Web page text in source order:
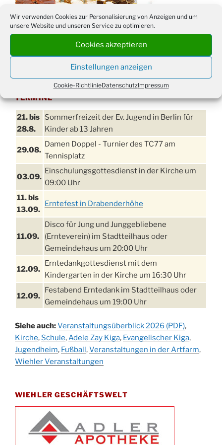
Wir verwenden Cookies zur Personalisierung von Anzeigen und um
unsere Website und unseren Service zu optimieren.
Cookies akzeptieren
Einstellungen anzeigen
Cookie-RichtlinieDatenschutzImpressum
TERMINE
21. bis
28.8.
Sommerfreizeit der Ev. Jugend in Berlin für
Kinder ab 13 Jahren
29.08.
Damen Doppel - Turnier des TC77 am
Tennisplatz
03.09.
Einschulungsgottesdienst in der Kirche um
09:00 Uhr
11. bis
13.09.
Erntefest in Drabenderhöhe
11.09.
Disco für Jung und Junggebliebene
(Ernteverein) im Stadtteilhaus oder
Gemeindehaus um 20:00 Uhr
12.09.
Erntedankgottesdienst mit dem
Kindergarten in der Kirche um 16:30 Uhr
12.09.
Festabend Erntedank im Stadtteilhaus oder
Gemeindehaus um 19:00 Uhr
13.09.
Stadtteilhaus um 14:00 Uhr
19.09.
Schlagerabend im Stadtteilhaus
Drabenderhöhe
Kinderbibeltag im Ev. Gemeindehaus von 10-
12 Uhr
09.10.
Afterwork-Andacht um 18:00 Uhr in der
Kirche
Siehe auch:Veranstaltungsüberblick 2026 (PDF),
Kirche, Schule,Adele Zay Kiga, Evangelischer Kiga,
Jugendheim, Fußball,Veranstaltungen in der Artfarm,
Wiehler Veranstaltungen
WIEHLER GESCHÄFTSWELT